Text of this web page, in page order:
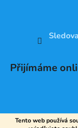
Tento web používá
Přijímáme